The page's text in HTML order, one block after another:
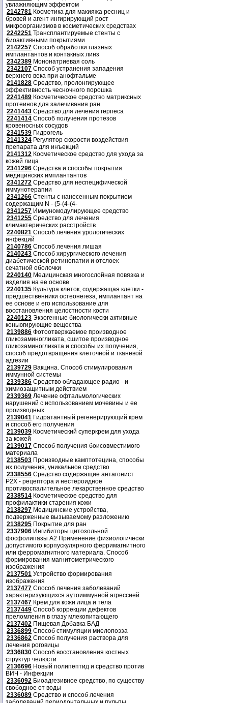
увлажняющим эффектом
2142781 Косметика для макияжа ресниц и
бровей и агент ингирирующий рост
микроорганизмов в косметических средствах
2242251 Трансплантируемые стенты с
биоактивными покрытиями
2142257 Способ обработки глазных
имплантантов и контакных линз
2342389 Мононатриевая соль
2342107 Способ устранения западения
верхнего века при анофтальме
2141828 Средство, пролонгирующее
эффективность чесночного порошка
2241489 Косметическое средство матриксных
протеинов для залечивания ран
2241443 Средство для лечения герпеса
2241414 Способ получения протезов
кровеносных сосудов
2341539 Гидрогель
2141324 Регулятор скорости воздействия
препарата для инъекций
2141312 Косметическое средство для ухода за
кожей лица
2341296 Средства и способы покрытия
медицинских имплантантов
2341272 Средство для неспецифической
иммунотерапии
2341266 Стенты с нанесенным покрытием
содержащим N - (5-(4-(4-
2341257 Иммуномодулирующее средство
2341255 Средство для лечения
климактерических расстройств
2240821 Способ лечения урологических
инфекций
2140786 Способ лечения лишая
2140243 Способ хирургического лечения
диабетической ретинопатии и отслоек
сечатной оболочки
2240140 Медицинская многослойная повязка и
изделия на ее основе
2240135 Культура клеток, содержащая клетки -
предшественники остеонегеза, имплантант на
ее основе и его использование для
восстановления целостности кости
2240123 Экзогенные биологически активные
коньюгирующие вещества
2139886 Фотоотвержаемое производное
гликозаминогликата, сшитое производное
гликозаминогликата и способы их получения,
способ предотвращения клеточной и тканевой
адгезии
2139729 Вакцина. Способ стимулирования
иммунной системы
2339386 Средство обладающее радио - и
химиозащитным действием
2339369 Лечение офтальмологических
нарушений с использованием мочевины и ее
производных
2139041 Гидратантный регенерирующий крем
и способ его получения
2139039 Косметический суперкрем для ухода
за кожей
2139017 Способ получения боисовместимого
материала
2138503 Производные камптотецина, способы
их получения, уникальное средство
2338556 Средство содержащие антагонист
Р2Х - рецептора и нестероидное
противоспалительное лекарственное средство
2338514 Косметическое средство для
профилактики старения кожи
2138297 Медицинские устройства,
подверженные вызываемому разложению
2138295 Покрытие для ран
2337906 Ингибиторы цитозольной
фосфолипазы А2 Применение физиологически
допустимого корпускулярного ферримагнитного
или ферромагнитного материала. Способ
формирования магнитометрического
изображения
2137501 Устройство формирования
изображения
2137477 Способ лечения заболеваний
характеризующихся аутоиммунной агрессией
2137467 Крем для кожи лица и тела
2137449 Способ коррекции дефектов
преломления в глазу млекопитающего
2137402 Пищевая Добавка БАД
2336899 Способ стимуляции миелопоэза
2336862 Способ получения раствора для
лечения роговицы
2336830 Способ восстановления костных
структур челюсти
2136696 Новый полипептид и средство против
ВИЧ - Инфекции
2336092 Биоадгезивное средство, по существу
свободное от воды
2336089 Средство и способ лечения